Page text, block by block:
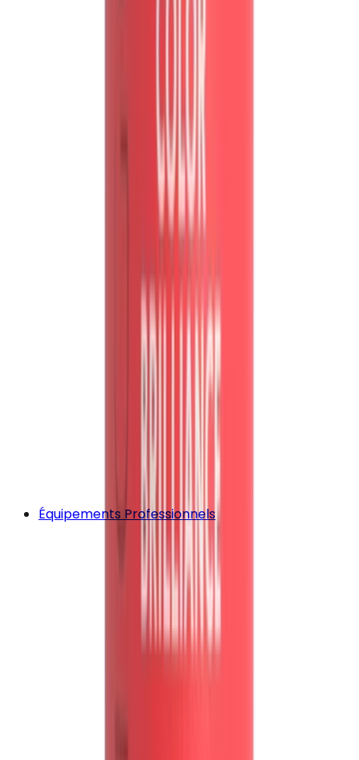
Équipements Professionnels